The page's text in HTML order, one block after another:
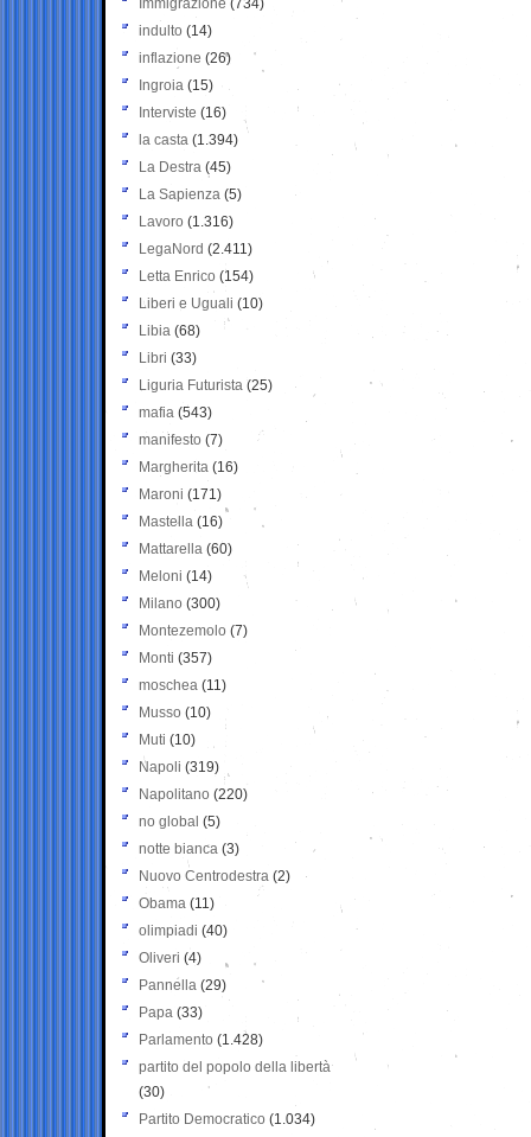
Immigrazione (734)
indulto (14)
inflazione (26)
Ingroia (15)
Interviste (16)
la casta (1.394)
La Destra (45)
La Sapienza (5)
Lavoro (1.316)
LegaNord (2.411)
Letta Enrico (154)
Liberi e Uguali (10)
Libia (68)
Libri (33)
Liguria Futurista (25)
mafia (543)
manifesto (7)
Margherita (16)
Maroni (171)
Mastella (16)
Mattarella (60)
Meloni (14)
Milano (300)
Montezemolo (7)
Monti (357)
moschea (11)
Musso (10)
Muti (10)
Napoli (319)
Napolitano (220)
no global (5)
notte bianca (3)
Nuovo Centrodestra (2)
Obama (11)
olimpiadi (40)
Oliveri (4)
Pannella (29)
Papa (33)
Parlamento (1.428)
partito del popolo della libertà
(30)
Partito Democratico (1.034)